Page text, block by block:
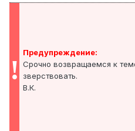
!
Предупреждение:
Срочно возвращаемся к
зверствовать.
В.К.